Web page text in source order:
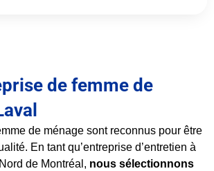
de femme de
de ménage sont reconnus pour être
En tant qu’entreprise d’entretien à
de Montréal, nous sélectionnons